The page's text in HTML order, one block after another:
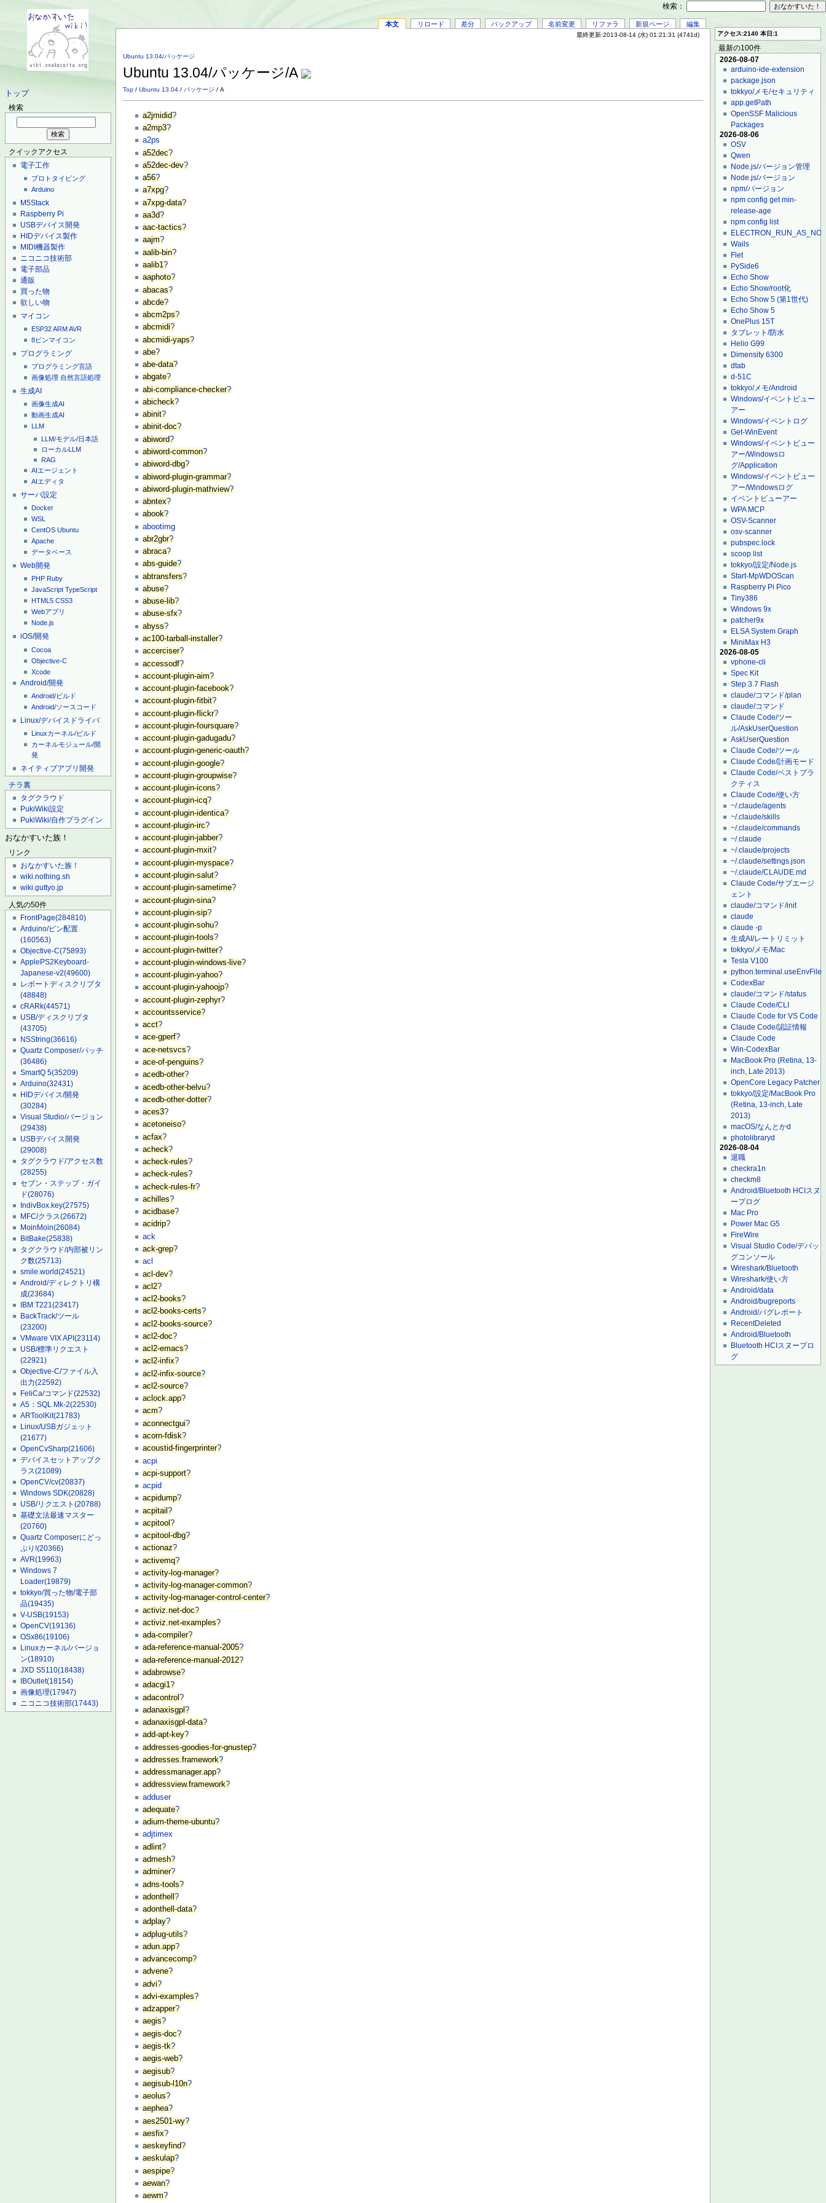
トップ
検索
クイックアクセス
電子工作
プロトタイピング
Arduino
M5Stack
Raspberry Pi
USBデバイス開発
HIDデバイス製作
MIDI機器製作
ニコニコ技術部
電子部品
通販
買った物
欲しい物
マイコン
ESP32ARMAVR
8ピンマイコン
プログラミング
プログラミング言語
画像処理 自然言語処理
生成AI
画像生成AI
動画生成AI
LLM
LLM/モデル/日本語
ローカルLLM
RAG
AIエージェント
AIエディタ
サーバ設定
Docker
WSL
CentOS Ubuntu
Apache
データベース
Web開発
PHP Ruby
JavaScript TypeScript
HTML5 CSS3
Webアプリ
Node.js
iOS/開発
Cocoa
Objective-C
Xcode
Android/開発
Android/ビルド
Android/ソースコード
Linux/デバイスドライバ
Linuxカーネル/ビルド
カーネルモジュール/開
発
ネイティブアプリ開発
チラ裏
タグクラウド
PukiWiki設定
PukiWiki/自作プラグイン
おなかすいた族！
リンク
おなかすいた族！
wiki.nothing.sh
wiki.guttyo.jp
人気の50件
FrontPage(284810)
Arduino/ピン配置
(160563)
Objective-C(75893)
ApplePS2Keyboard-
Japanese-v2(49600)
レポートディスクリプタ
(48848)
cRARk(44571)
USB/ディスクリプタ
(43705)
NSString(36616)
Quartz Composer/パッチ
(36486)
SmartQ 5(35209)
Arduino(32431)
HIDデバイス/開発
(30284)
Visual Studio/バージョン
(29438)
USBデバイス開発
(29008)
タグクラウド/アクセス数
(28255)
セブン・ステップ・ガイ
ド(28076)
IndivBox.key(27575)
MFC/クラス(26672)
MoinMoin(26084)
BitBake(25838)
タグクラウド/内部被リン
ク数(25713)
smile.world(24521)
Android/ディレクトリ構
成(23684)
IBM T221(23417)
BackTrack/ツール
(23200)
VMware VIX API(23114)
USB/標準リクエスト
(22921)
Objective-C/ファイル入
出力(22592)
FeliCa/コマンド(22532)
A5：SQL Mk-2(22530)
ARToolKit(21783)
Linux/USBガジェット
(21677)
OpenCvSharp(21606)
デバイスセットアップク
ラス(21089)
OpenCV/cv(20837)
Windows SDK(20828)
USB/リクエスト(20788)
基礎文法最速マスター
(20760)
Quartz Composerにどっ
ぷり!(20366)
AVR(19963)
Windows 7
Loader(19879)
tokkyo/買った物/電子部
品(19435)
V-USB(19153)
OpenCV(19136)
OSx86(19106)
Linuxカーネル/バージョ
ン(18910)
JXD S5110(18438)
IBOutlet(18154)
画像処理(17947)
ニコニコ技術部(17443)
本文 リロード 差分 バックアップ 名前変更 リファラ 新規ページ 編集
最終更新:2013-08-14 (水) 01:21:31 (4741d)
Ubuntu 13.04/パッケージ
Ubuntu 13.04/パッケージ/A
Top /Ubuntu 13.04 / パッケージ / A
a2jmidid?
a2mp3?
a2ps
a52dec?
a52dec-dev?
a56?
a7xpg?
a7xpg-data?
aa3d?
aac-tactics?
aajm?
aalib-bin?
aalib1?
aaphoto?
abacas?
abcde?
abcm2ps?
abcmidi?
abcmidi-yaps?
abe?
abe-data?
abgate?
abi-compliance-checker?
abicheck?
abinit?
abinit-doc?
abiword?
abiword-common?
abiword-dbg?
abiword-plugin-grammar?
abiword-plugin-mathview?
abntex?
abook?
abootimg
abr2gbr?
abraca?
abs-guide?
abtransfers?
abuse?
abuse-lib?
abuse-sfx?
abyss?
ac100-tarball-installer?
accerciser?
accessodf?
account-plugin-aim?
account-plugin-facebook?
account-plugin-fitbit?
account-plugin-flickr?
account-plugin-foursquare?
account-plugin-gadugadu?
account-plugin-generic-oauth?
account-plugin-google?
account-plugin-groupwise?
account-plugin-icons?
account-plugin-icq?
account-plugin-identica?
account-plugin-irc?
account-plugin-jabber?
account-plugin-mxit?
account-plugin-myspace?
account-plugin-salut?
account-plugin-sametime?
account-plugin-sina?
account-plugin-sip?
account-plugin-sohu?
account-plugin-tools?
account-plugin-twitter?
account-plugin-windows-live?
account-plugin-yahoo?
account-plugin-yahoojp?
account-plugin-zephyr?
accountsservice?
acct?
ace-gperf?
ace-netsvcs?
ace-of-penguins?
acedb-other?
acedb-other-belvu?
acedb-other-dotter?
aces3?
acetoneiso?
acfax?
acheck?
acheck-rules?
acheck-rules?
acheck-rules-fr?
achilles?
acidbase?
acidrip?
ack
ack-grep?
acl
acl-dev?
acl2?
acl2-books?
acl2-books-certs?
acl2-books-source?
acl2-doc?
acl2-emacs?
acl2-infix?
acl2-infix-source?
acl2-source?
aclock.app?
acm?
aconnectgui?
acorn-fdisk?
acoustid-fingerprinter?
acpi
acpi-support?
acpid
acpidump?
acpitail?
acpitool?
acpitool-dbg?
actionaz?
activemq?
activity-log-manager?
activity-log-manager-common?
activity-log-manager-control-center?
activiz.net-doc?
activiz.net-examples?
ada-compiler?
ada-reference-manual-2005?
ada-reference-manual-2012?
adabrowse?
adacgi1?
adacontrol?
adanaxisgpl?
adanaxisgpl-data?
add-apt-key?
addresses-goodies-for-gnustep?
addresses.framework?
addressmanager.app?
addressview.framework?
adduser
adequate?
adium-theme-ubuntu?
adjtimex
adlint?
admesh?
adminer?
adns-tools?
adonthell?
adonthell-data?
adplay?
adplug-utils?
adun.app?
advancecomp?
advene?
advi?
advi-examples?
adzapper?
aegis?
aegis-doc?
aegis-tk?
aegis-web?
aegisub?
aegisub-l10n?
aeolus?
aephea?
aes2501-wy?
aesfix?
aeskeyfind?
aeskulap?
aespipe?
aewan?
aewm?
アクセス:2140 本日:1
最新の100件
2026-08-07
arduino-ide-extension
package.json
tokkyo/メモ/セキュリティ
app.getPath
OpenSSF Malicious
Packages
2026-08-06
OSV
Qwen
Node.js/バージョン管理
Node.js/バージョン
npm/バージョン
npm config get min-
release-age
npm config list
Wails
Flet
PySide6
Echo Show
Echo Show/root化
Echo Show 5 (第1世代)
Echo Show 5
OnePlus 15T
タブレット/防水
Helio G99
Dimensity 6300
dtab
d-51C
tokkyo/メモ/Android
Windows/イベントビュー
アー
Windows/イベントログ
Get-WinEvent
Windows/イベントビュー
アー/Windowsロ
グ/Application
Windows/イベントビュー
アー/Windowsログ
イベントビューアー
WPA MCP
OSV-Scanner
osv-scanner
pubspec.lock
scoop list
tokkyo/設定/Node.js
Start-MpWDOScan
Raspberry Pi Pico
Tiny386
Windows 9x
patcher9x
ELSA System Graph
MiniMax H3
2026-08-05
vphone-cli
Spec Kit
Step 3.7 Flash
claude/コマンド/plan
claude/コマンド
Claude Code/ツー
ル/AskUserQuestion
AskUserQuestion
Claude Code/ツール
Claude Code/計画モード
Claude Code/ベストプラ
クティス
Claude Code/使い方
~/.claude/agents
~/.claude/skills
~/.claude/commands
~/.claude
~/.claude/projects
~/.claude/settings.json
~/.claude/CLAUDE.md
Claude Code/サブエージ
ェント
claude/コマンド/init
claude
claude -p
生成AI/レートリミット
tokkyo/メモ/Mac
Tesla V100
python.terminal.useEnvFile
CodexBar
claude/コマンド/status
Claude Code/CLI
Claude Code for VS Code
Claude Code/認証情報
Claude Code
Win-CodexBar
MacBook Pro (Retina, 13-
inch, Late 2013)
OpenCore Legacy Patcher
tokkyo/設定/MacBook Pro
(Retina, 13-inch, Late
2013)
macOS/なんとかd
photolibraryd
2026-08-04
退職
checkra1n
checkm8
Android/Bluetooth HCIスヌ
ープログ
Mac Pro
Power Mac G5
FireWire
Visual Studio Code/デバッ
グコンソール
Wireshark/Bluetooth
Wireshark/使い方
Android/data
Android/bugreports
Android/バグレポート
RecentDeleted
Android/Bluetooth
Bluetooth HCIスヌープロ
グ
検索：